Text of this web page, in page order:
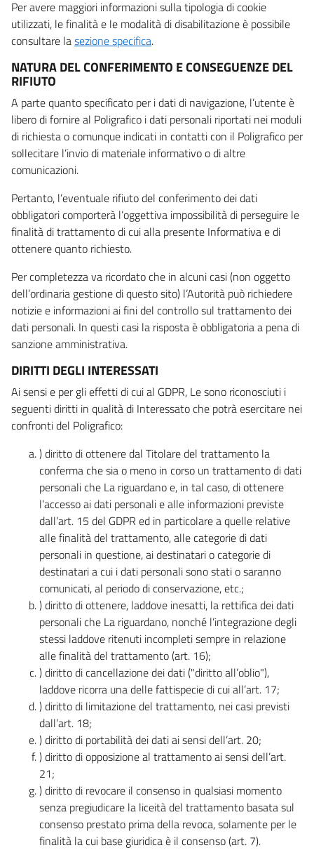
Per avere maggiori informazioni sulla tipologia di cookie
utilizzati, le finalità e le modalità di disabilitazione è possibile
consultare lasezione specifica.
NATURA DEL CONFERIMENTO E CONSEGUENZE DEL
RIFIUTO
A parte quanto specificato per i dati di navigazione, l’utente è
libero di fornire al Poligrafico i dati personali riportati nei moduli
di richiesta o comunque indicati in contatti con il Poligrafico per
sollecitare l’invio di materiale informativo o di altre
comunicazioni.
Pertanto, l’eventuale rifiuto del conferimento dei dati
obbligatori comporterà l’oggettiva impossibilità di perseguire le
finalità di trattamento di cui alla presente Informativa e di
ottenere quanto richiesto.
Per completezza va ricordato che in alcuni casi (non oggetto
dell’ordinaria gestione di questo sito) l’Autorità può richiedere
notizie e informazioni ai fini del controllo sul trattamento dei
dati personali. In questi casi la risposta è obbligatoria a pena di
sanzione amministrativa.
DIRITTI DEGLI INTERESSATI
Ai sensi e per gli effetti di cui al GDPR, Le sono riconosciuti i
seguenti diritti in qualità di Interessato che potrà esercitare nei
confronti del Poligrafico:
) diritto di ottenere dal Titolare del trattamento la
conferma che sia o meno in corso un trattamento di dati
personali che La riguardano e, in tal caso, di ottenere
l’accesso ai dati personali e alle informazioni previste
dall’art. 15 del GDPR ed in particolare a quelle relative
alle finalità del trattamento, alle categorie di dati
personali in questione, ai destinatari o categorie di
destinatari a cui i dati personali sono stati o saranno
comunicati, al periodo di conservazione, etc.;
) diritto di ottenere, laddove inesatti, la rettifica dei dati
personali che La riguardano, nonché l’integrazione degli
stessi laddove ritenuti incompleti sempre in relazione
alle finalità del trattamento (art. 16);
) diritto di cancellazione dei dati ("diritto all’oblio"),
laddove ricorra una delle fattispecie di cui all’art. 17;
) diritto di limitazione del trattamento, nei casi previsti
dall’art. 18;
) diritto di portabilità dei dati ai sensi dell’art. 20;
) diritto di opposizione al trattamento ai sensi dell’art.
21;
) diritto di revocare il consenso in qualsiasi momento
senza pregiudicare la liceità del trattamento basata sul
consenso prestato prima della revoca, solamente per le
finalità la cui base giuridica è il consenso (art. 7).